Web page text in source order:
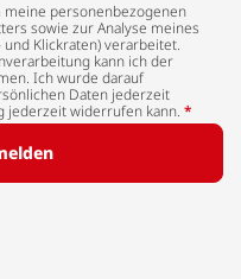
meine personenbezogenen
sowie zur Analyse meines
Klickraten) verarbeitet.
kann ich der
Ich wurde darauf
Daten jederzeit
jederzeit widerrufen kann. *